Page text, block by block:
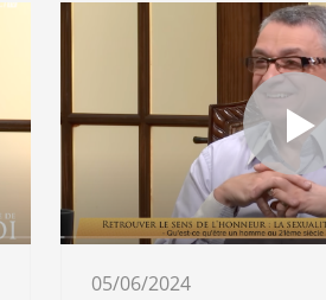
05/06/2024